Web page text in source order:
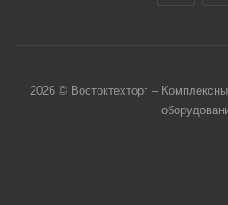
2026 © Востоктехторг –